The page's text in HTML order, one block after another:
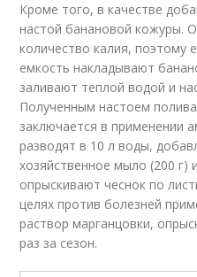
Кроме того, в качестве
настой банановой кожуры.
количество калия, поэтому
емкость накладывают
заливают теплой водой и
Полученным настоем
заключается в применении
разводят в 10 л воды,
хозяйственное мыло (200 г)
опрыскивают чеснок по
целях против болезней
раствор марганцовки,
раз за сезон.